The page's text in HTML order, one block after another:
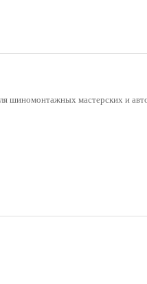
шиномонтажных мастерских и